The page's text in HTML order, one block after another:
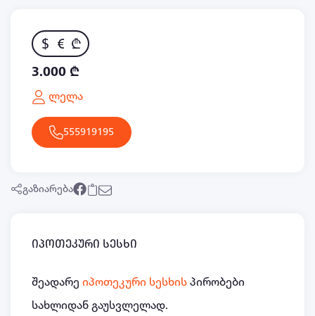
$ € ₾
3.000 ₾
ლელა
555919195
გაზიარება
იპოთეკური სესხი
შეადარე იპოთეკური სესხის პირობები
სახლიდან გაუსვლელად.